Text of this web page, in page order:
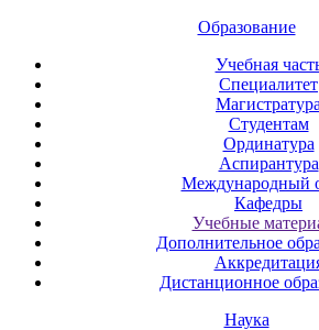
Образование
Учебная
Специалитет
Магистратура
Студентам
Ординатура
Аспирантура
Международный
Кафедры
Учебные
Дополнительное
Дистанционное
Наука